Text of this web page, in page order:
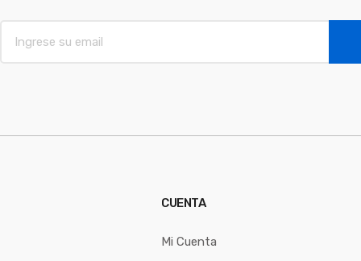
CUENTA
Mi Cuenta